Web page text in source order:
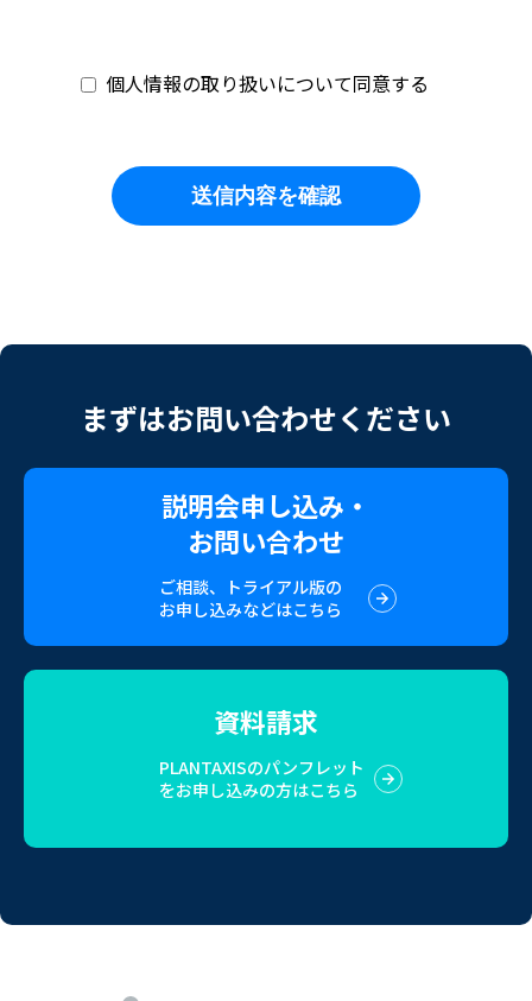
個人情報の取り扱いについて同意する
まずはお問い合わせください
説明会申し込み・
お問い合わせ
ご相談、トライアル版の
お申し込みなどはこちら
資料請求
PLANTAXISのパンフレット
をお申し込みの方はこちら